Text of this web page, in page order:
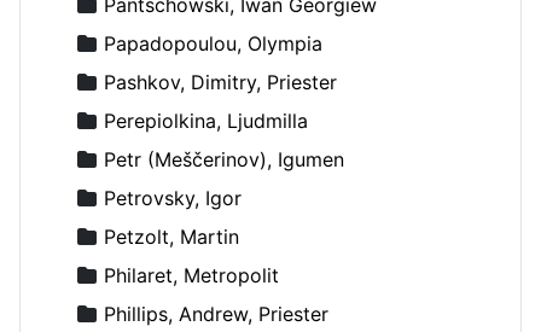
Papadopoulou, Olympia
Pashkov, Dimitry, Priester
Perepiolkina, Ljudmilla
Petr (Meščerinov), Igumen
Petrovsky, Igor
Petzolt, Martin
Philaret, Metropolit
Phillips, Andrew, Priester